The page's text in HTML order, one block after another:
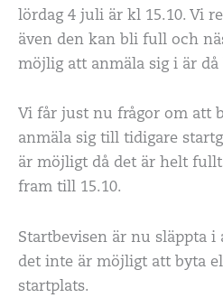
lördag 4 juli är kl 15.10. Vi
även den kan bli full och
möjlig att anmäla sig i är då
Vi får just nu frågor om att
anmäla sig till tidigare
är möjligt då det är helt
fram till 15.10.
Startbevisen är nu släppta
det inte är möjligt att byta
startplats.